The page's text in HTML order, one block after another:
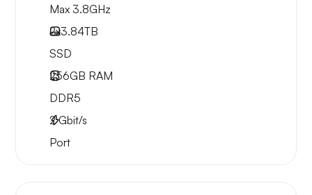
Max 3.8GHz
2x3.84TB
SSD
256GB RAM
DDR5
2Gbit/s
Port